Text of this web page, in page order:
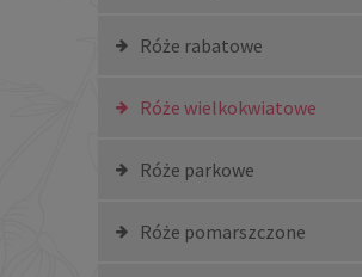
Róże rabatowe
Róże wielkokwiatowe
Róże parkowe
Róże pomarszczone